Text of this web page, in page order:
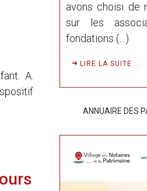
A.
avons choisi de
sur les
fondations (…)
LIRE LA SUITE ...
ANNUAIRE DES